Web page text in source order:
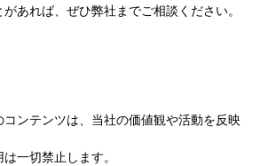
あれば、ぜひ弊社までご相談ください。
コンテンツは、当社の価値観や活動を反映
一切禁止します。